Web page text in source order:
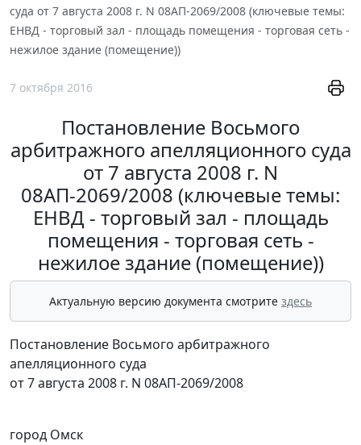
суда от 7 августа 2008 г. N 08АП-2069/2008 (ключевые темы:
ЕНВД - торговый зал - площадь помещения - торговая сеть -
нежилое здание (помещение))
7 октября 2016
Постановление Восьмого
арбитражного апелляционного суда
от 7 августа 2008 г. N
08АП-2069/2008 (ключевые темы:
ЕНВД - торговый зал - площадь
помещения - торговая сеть -
нежилое здание (помещение))
Актуальную версию документа смотрите здесь
Постановление Восьмого арбитражного
апелляционного суда
от 7 августа 2008 г. N 08АП-2069/2008
город Омск